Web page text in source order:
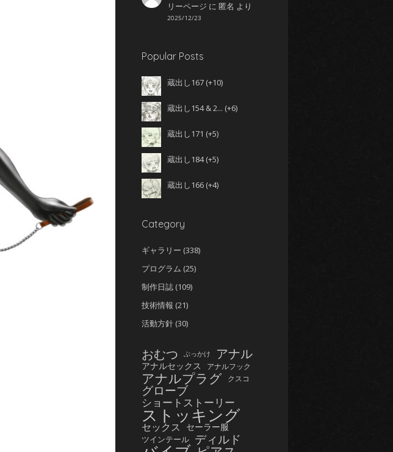
リーページ に匿名 より
2025/12/23
Popular Posts
蔵出し167 +10
蔵出し154 & 2... +6
蔵出し171 +5
蔵出し184 +5
蔵出し166 +4
Category
ギャラリー (338)
プログラム (25)
制作日誌 (109)
技術情報 (21)
活動方針 (30)
おむつ ぶっかけ アナル
アナルセックス アナルフック
アナルプラグ クスコ
グローブ
ショートストーリー
ストッキング
セックス セーラー服
ツインテール ディルド